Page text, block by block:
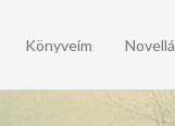
Könyveim